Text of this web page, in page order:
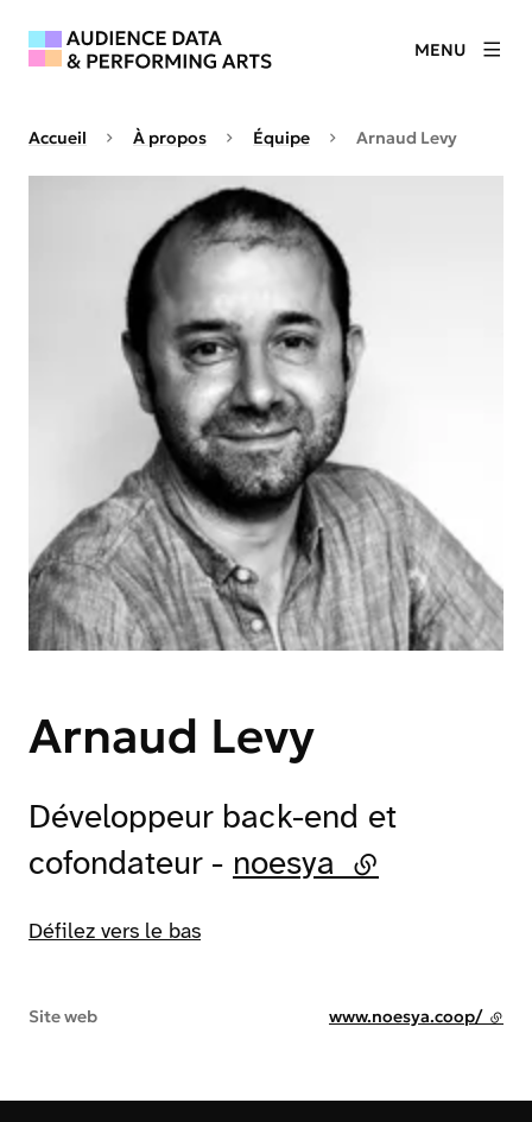
MENU
Accueil À propos Équipe Arnaud Levy
Arnaud Levy
Développeur back-end et
cofondateur - noesya (lien
Défilez vers le bas
Site web www.noesya.coop/ -